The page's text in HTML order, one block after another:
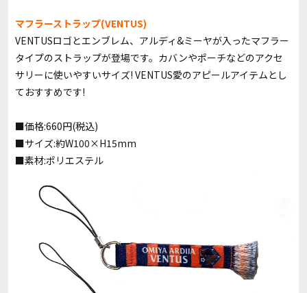
マフラーストラップ(VENTUS)
VENTUSロゴとエンブレム、アルディ&ミーヤが入ったマフラー
タイプのストラップが登場です。カバンやポーチなどのアクセ
サリーに使いやすいサイズ! VENTUS愛のアピールアイテムとし
ておすすめです!
■価格:660円(税込)
■サイズ:約W100×H15mm
■素材:ポリエステル